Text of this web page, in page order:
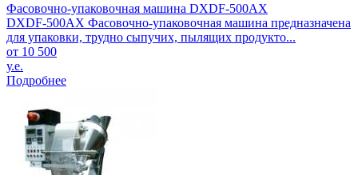
Фасовочно-упаковочная машина DXDF-500AX
DXDF-500AX Фасовочно-упаковочная машина предназначена
для упаковки, трудно сыпучих, пылящих продукто...
от 10 500
у.е.
Подробнее